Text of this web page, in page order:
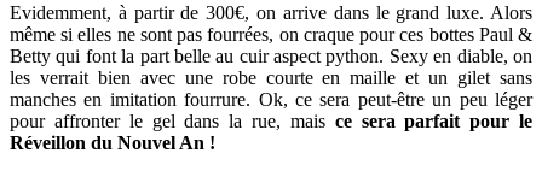
Evidemment, à partir de 300€, on arrive dans le grand luxe. Alors
même si elles ne sont pas fourrées, on craque pour ces bottes Paul &
Betty qui font la part belle au cuir aspect python. Sexy en diable, on
les verrait bien avec une robe courte en maille et un gilet sans
manches en imitation fourrure. Ok, ce sera peut-être un peu léger
pour affronter le gel dans la rue, mais ce sera parfait pour le
Réveillon du Nouvel An !